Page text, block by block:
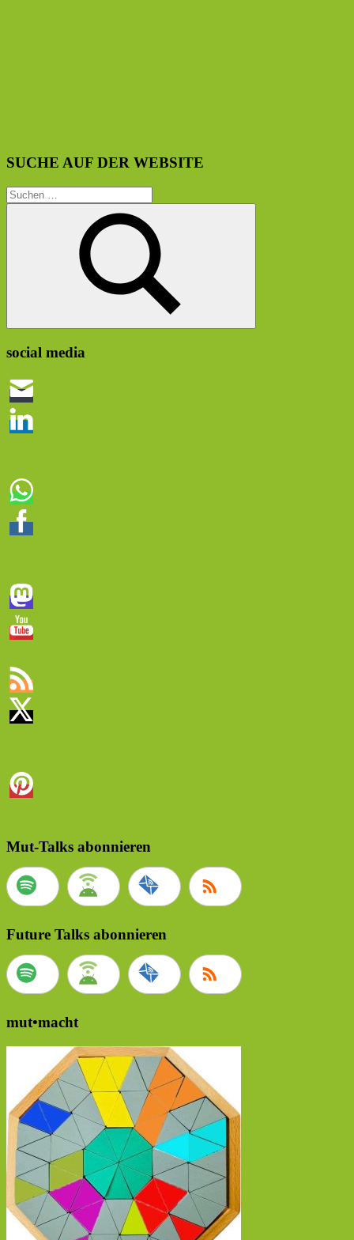
SUCHE AUF DER WEBSITE
Suchen
nach:
Suchen
social media
Mut-Talks abonnieren
Future Talks abonnieren
mut•macht